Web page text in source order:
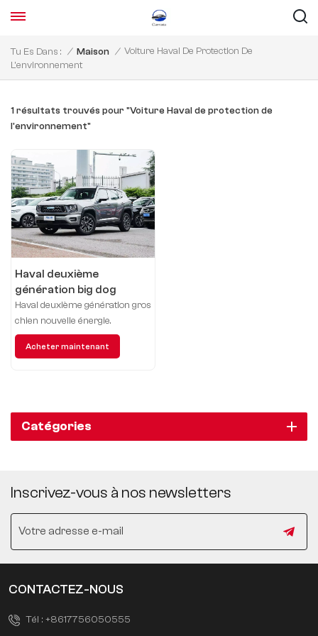
Tu Es Dans : / Maison / Voiture Haval De Protection De
L'environnement
1 résultats trouvés pour "Voiture Haval de protection de
l'environnement"
Haval deuxième
génération big dog
nouvelle énergie 2023
DHT-PHEV 105km
version électrique
marémotrice
Haval deuxième génération gros
chien nouvelle énergie.
Acheter maintenant
Catégories
Inscrivez-vous à nos newsletters
CONTACTEZ-NOUS
Tél : +8617756050555